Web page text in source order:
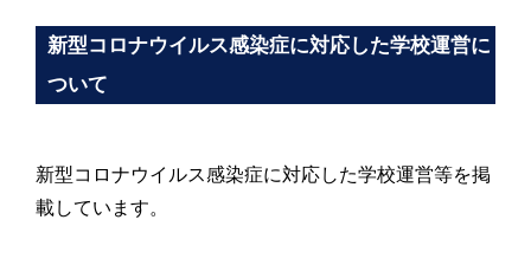
新型コロナウイルス感染症に対応した学校運営に
ついて
新型コロナウイルス感染症に対応した学校運営等を掲
載しています。